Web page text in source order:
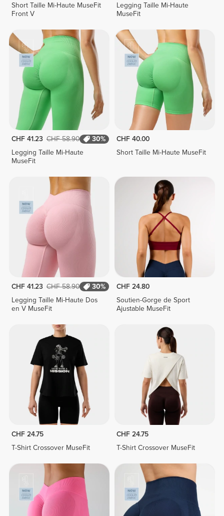
Short Taille Mi-Haute MuseFit
Front V
Legging Taille Mi-Haute
MuseFit
CHF 41.23 CHF 58.90
30%
Legging Taille Mi-Haute
MuseFit
CHF 40.00
Short Taille Mi-Haute MuseFit
CHF 41.23 CHF 58.90
30%
Legging Taille Mi-Haute Dos
en V MuseFit
CHF 24.80
Soutien-Gorge de Sport
Ajustable MuseFit
CHF 24.75
T-Shirt Crossover MuseFit
CHF 24.75
T-Shirt Crossover MuseFit